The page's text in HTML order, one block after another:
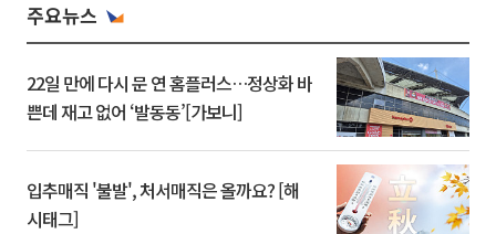
주요뉴스
22일 만에 다시 문 연 홈플러스…정상화 바
쁜데 재고 없어 ‘발동동’[가보니]
입추매직 '불발', 처서매직은 올까요? [해
시태그]